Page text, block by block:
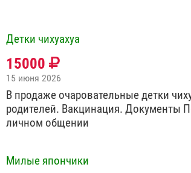
Детки чихуахуа
15000
15 июня 2026
В продаже очаровательные детки
родителей. Вакцинация. Документы
личном общении
Милые япончики